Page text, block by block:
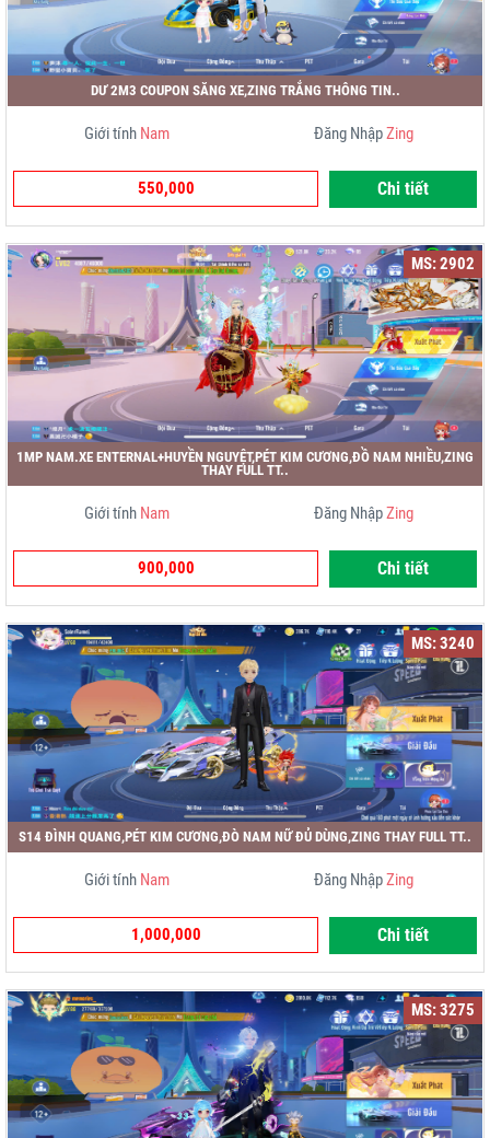
DƯ 2M3 COUPON SĂNG XE,ZING TRẮNG THÔNG TIN..
Giới tính Nam Đăng NhậpZing
550,000 Chi tiết
MS: 2902
1MP NAM.XE ENTERNAL+HUYỀN NGUYỆT,PÉT KIM CƯƠNG,ĐỒ NAM NHIỀU,ZING
THAY FULL TT..
Giới tính Nam Đăng NhậpZing
900,000 Chi tiết
MS: 3240
S14 ĐÌNH QUANG,PÉT KIM CƯƠNG,ĐÒ NAM NỮ ĐỦ DÙNG,ZING THAY FULL TT..
Giới tính Nam Đăng NhậpZing
1,000,000 Chi tiết
MS: 3275